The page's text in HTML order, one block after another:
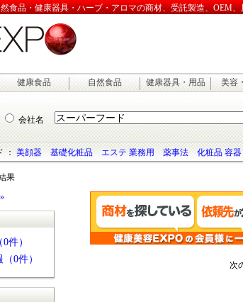
食品・健康器具・ハーブ・アロマの商材、受託製造、OEM
健康食品 自然食品 健康器具・用品 美容
会社名
：美顔器 基礎化粧品 エステ 業務用 薬事法 化粧品 容器
果
件）
0件）
次